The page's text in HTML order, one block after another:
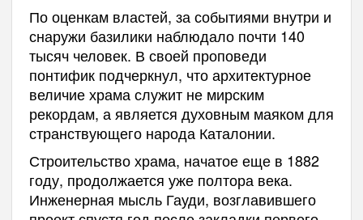
По оценкам властей, за событиями внутри и
снаружи базилики наблюдало почти 140
тысяч человек. В своей проповеди
понтифик подчеркнул, что архитектурное
величие храма служит не мирским
рекордам, а является духовным маяком для
странствующего народа Каталонии.
Строительство храма, начатое еще в 1882
году, продолжается уже полтора века.
Инженерная мысль Гауди, возглавившего